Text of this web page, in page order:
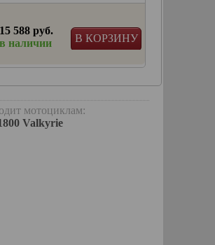
В КОРЗИНУ
15 588 руб.
в наличии
мотоциклам:
Valkyrie